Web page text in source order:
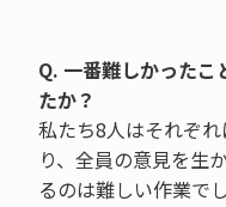
Q. 一番難しかったこ
たか？
私たち8人はそれぞ
り、全員の意見を生
るのは難しい作業で